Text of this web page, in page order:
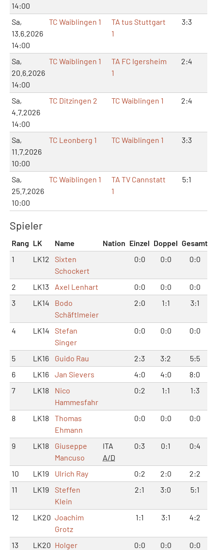
14:00
Sa,
13.6.2026
14:00
TC Waiblingen 1
TA tus Stuttgart
1
3:3
Sa,
20.6.2026
14:00
TC Waiblingen 1
TA FC Igersheim
1
2:4
Sa,
4.7.2026
14:00
TC Ditzingen 2 TC Waiblingen 1 2:4
Sa,
11.7.2026
10:00
TC Leonberg 1 TC Waiblingen 1 3:3
Sa,
25.7.2026
10:00
TC Waiblingen 1
TA TV Cannstatt
1
5:1
Spieler
Rang LK Name Nation Einzel Doppel Gesamt
1
LK12
Sixten
Schockert
0:0 0:0 0:0
2 LK13 Axel Lenhart 0:0 0:0
0:0
3
LK14
Bodo
Schäftlmeier
2:0 1:1 3:1
4 LK14
Stefan
Singer
0:0 0:0 0:0
5 LK16 Guido Rau 2:3 3:2
5:5
6
LK16 Jan Sievers 4:0 4:0
8:0
7
LK18
Nico
Hammesfahr
0:2 1:1 1:3
8 LK18
Thomas
Ehmann
0:0 0:0 0:0
9 LK18
Giuseppe
Mancuso
ITA
A/D
0:3 0:1 0:4
10 LK19 Ulrich Ray 0:2 2:0
2:2
11
LK19
Steffen
Klein
2:1 3:0 5:1
12 LK20 Joachim
Grotz
1:1 3:1 4:2
13 LK20 Holger
0:0 0:0 0:0